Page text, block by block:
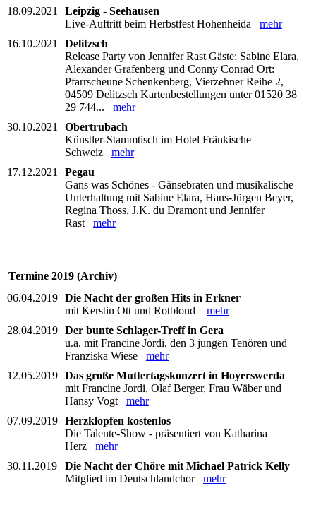
18.09.2021
Leipzig - Seehausen
Live-Auftritt beim Herbstfest Hohenheida mehr
16.10.2021
Delitzsch
Release Party von Jennifer Rast Gäste: Sabine Elara,
Alexander Grafenberg und Conny Conrad Ort:
Pfarrscheune Schenkenberg, Vierzehner Reihe 2,
04509 Delitzsch Kartenbestellungen unter 01520 38
29 744... mehr
30.10.2021
Obertrubach
Künstler-Stammtisch im Hotel Fränkische
Schweiz mehr
17.12.2021
Pegau
Gans was Schönes - Gänsebraten und musikalische
Unterhaltung mit Sabine Elara, Hans-Jürgen Beyer,
Regina Thoss, J.K. du Dramont und Jennifer
Rast mehr
Termine 2019 (Archiv)
06.04.2019 Die Nacht der großen Hits in Erkner
mit Kerstin Ott und Rotblond mehr
28.04.2019 Der bunte Schlager-Treff in Gera
u.a. mit Francine Jordi, den 3 jungen Tenören und
Franziska Wiese mehr
12.05.2019 Das große Muttertagskonzert in Hoyerswerda
mit Francine Jordi, Olaf Berger, Frau Wäber und
Hansy Vogt mehr
07.09.2019 Herzklopfen kostenlos
Die Talente-Show - präsentiert von Katharina
Herz mehr
30.11.2019
Die Nacht der Chöre mit Michael Patrick Kelly
Mitglied im Deutschlandchor mehr